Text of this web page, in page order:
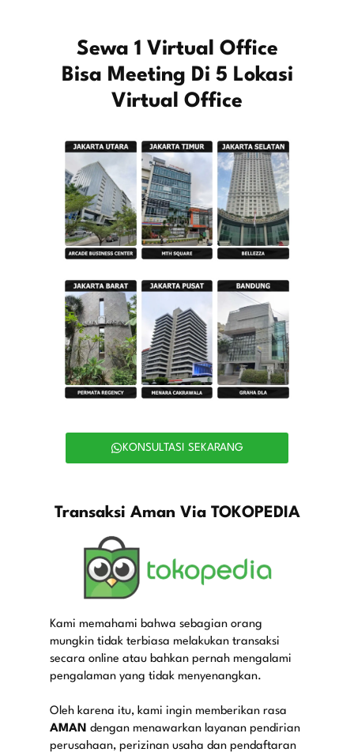
Sewa 1 Virtual Office
Bisa Meeting Di 5 Lokasi
Virtual Office
KONSULTASI SEKARANG
Transaksi Aman Via TOKOPEDIA
Kami memahami bahwa sebagian orang
mungkin tidak terbiasa melakukan transaksi
secara online atau bahkan pernah mengalami
pengalaman yang tidak menyenangkan.
Oleh karena itu, kami ingin memberikan rasa
AMAN dengan menawarkan layanan pendirian
perusahaan, perizinan usaha dan pendaftaran